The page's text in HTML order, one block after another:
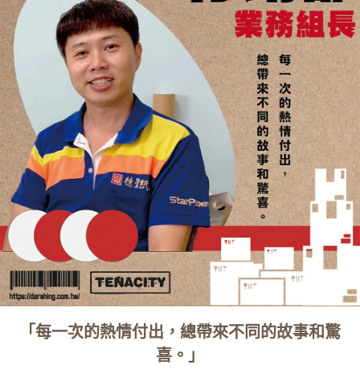
「每一次的熱情付出，總帶來不同的故事和驚
喜。」